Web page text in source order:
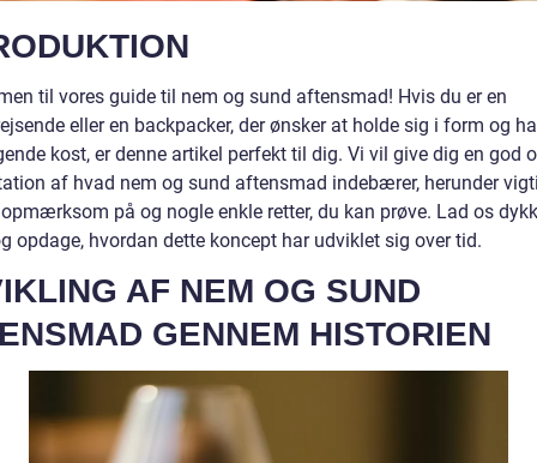
til vores guide til nem og sund aftensmad! Hvis du er en
eller en backpacker, der ønsker at holde sig i form og
kost, er denne artikel perfekt til dig. Vi vil give dig en god
af hvad nem og sund aftensmad indebærer, herunder
på og nogle enkle retter, du kan prøve. Lad os
opdage, hvordan dette koncept har udviklet sig over tid.
AF NEM OG SUND
GENNEM HISTORIEN